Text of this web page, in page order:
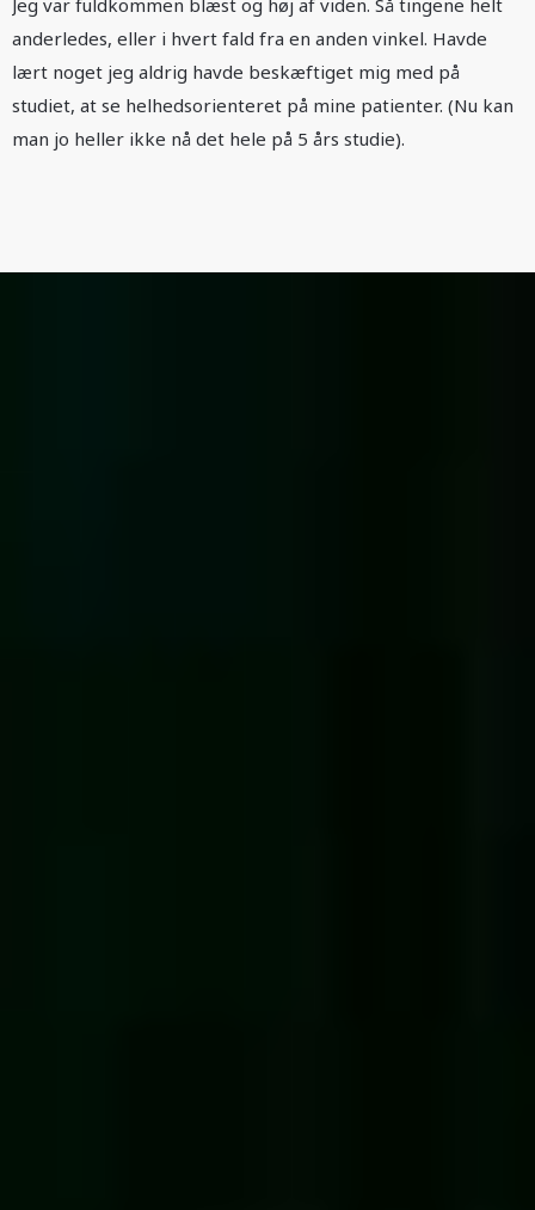
Jeg var fuldkommen blæst og høj af viden. Så tingene helt
anderledes, eller i hvert fald fra en anden vinkel. Havde
lært noget jeg aldrig havde beskæftiget mig med på
studiet, at se helhedsorienteret på mine patienter. (Nu kan
man jo heller ikke nå det hele på 5 års studie).